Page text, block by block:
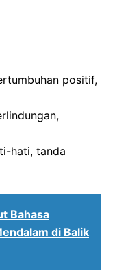
positif,
hati, tanda
Bahasa
di Balik